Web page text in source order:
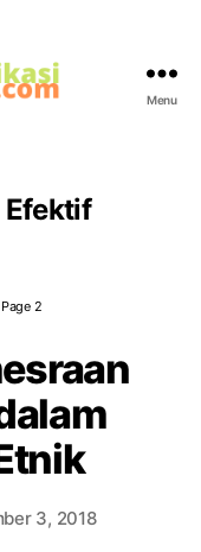
Menu
Efektif
Page 2
3, 2018